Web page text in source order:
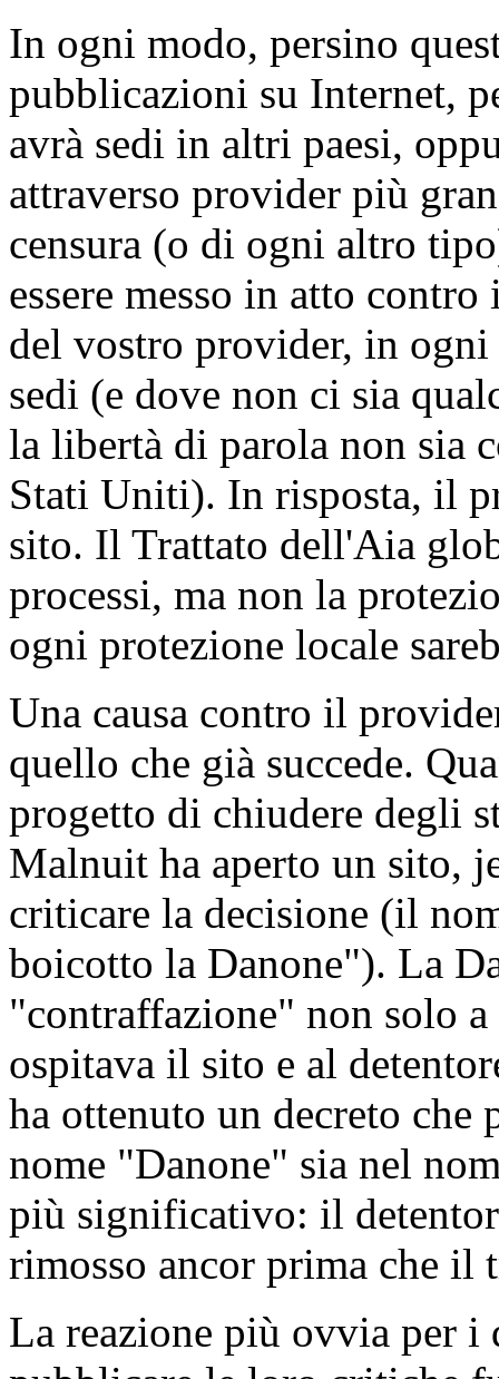
In ogni modo, persino
pubblicazioni su Internet,
avrà sedi in altri paesi,
attraverso provider più
censura (o di ogni altro
essere messo in atto
del vostro provider, in ogni
sedi (e dove non ci sia
la libertà di parola non sia
Stati Uniti). In risposta, il
sito. Il Trattato dell'Aia
processi, ma non la
ogni protezione locale
Una causa contro il
quello che già succede.
progetto di chiudere degli
Malnuit ha aperto un sito,
criticare la decisione (il
boicotto la Danone"). La
"contraffazione" non solo
ospitava il sito e al
ha ottenuto un decreto
nome "Danone" sia nel
più significativo: il
rimosso ancor prima che il
La reazione più ovvia per i